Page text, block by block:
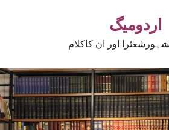
اردومیگ
اور ان کاکلام